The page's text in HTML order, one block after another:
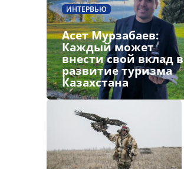
ИНТЕРВЬЮ
Асет Мурзабаев:
Каждый может
внести свой вклад в
развитие туризма
Казахстана